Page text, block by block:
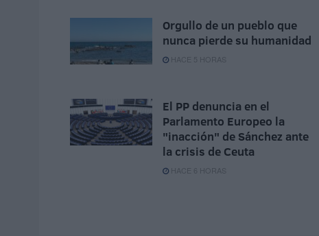
Orgullo de un pueblo que
nunca pierde su humanidad
HACE 5 HORAS
El PP denuncia en el
Parlamento Europeo la
"inacción" de Sánchez ante
la crisis de Ceuta
HACE 6 HORAS